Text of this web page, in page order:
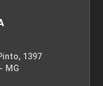
1397
MG